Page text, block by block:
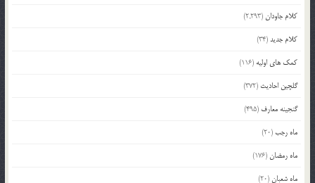
کلام جاودان(2,293)
کلام جدید(34)
کمک های اولیه (116)
گلچین احادیث (372)
گنجینه معارف (495)
ماه رجب(20)
ماه رمضان(176)
ماه شعبان(20)